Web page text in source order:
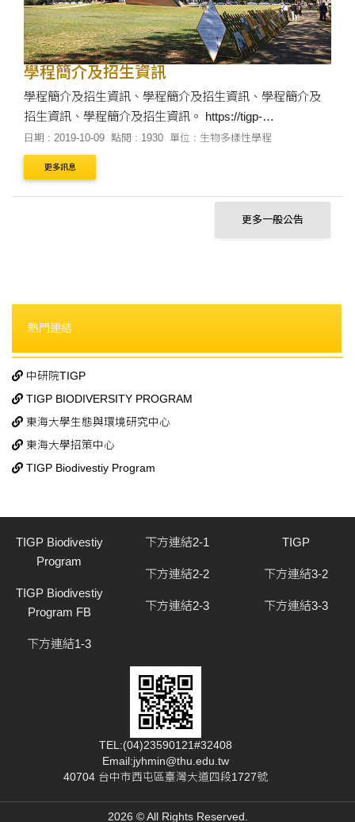
學程簡介及招生資訊
學程簡介及招生資訊、學程簡介及招生資訊、學程簡介及
招生資訊、學程簡介及招生資訊。 https://tigp-
biodiv.biodiv.tw/index.php/2019-admission-information/
日期 : 2019-10-09 點閱 : 1930 單位 : 生物多樣性學程
更多訊息
更多一般公告
熱門連結
中研院TIGP
TIGP BIODIVERSITY PROGRAM
東海大學生態與環境研究中心
東海大學招策中心
TIGP Biodivestiy Program
TIGP Biodivestiy
Program
TIGP Biodivestiy
Program FB
下方連結1-3
下方連結2-1
下方連結2-2
下方連結2-3
TIGP
下方連結3-2
下方連結3-3
TEL:(04)23590121#32408
Email:jyhmin@thu.edu.tw
40704 台中市西屯區臺灣大道四段1727號
2026 © All Rights Reserved.